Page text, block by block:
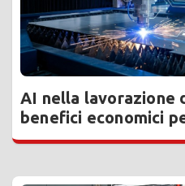
AI nella lavorazione
benefici economici